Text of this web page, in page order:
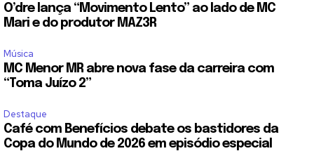
O’dre lança “Movimento Lento” ao lado de MC
Mari e do produtor MAZ3R
Música
MC Menor MR abre nova fase da carreira com
“Toma Juízo 2”
Destaque
Café com Benefícios debate os bastidores da
Copa do Mundo de 2026 em episódio especial